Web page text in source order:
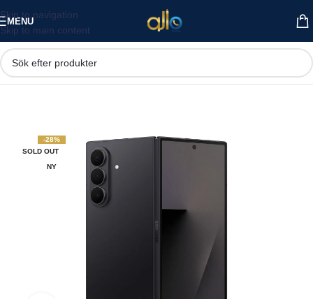
Skip to navigation
Skip to main content
MENU
-28%
SOLD OUT
NY